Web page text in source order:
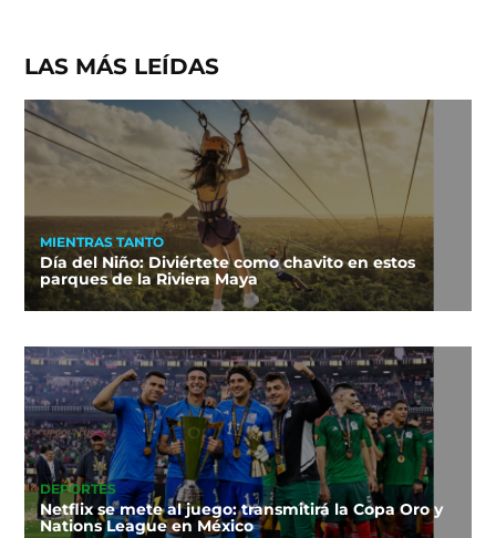
LAS MÁS LEÍDAS
MIENTRAS TANTO
Día del Niño: Diviértete como chavito en estos
parques de la Riviera Maya
DEPORTES
Netflix se mete al juego: transmitirá la Copa Oro y
Nations League en México